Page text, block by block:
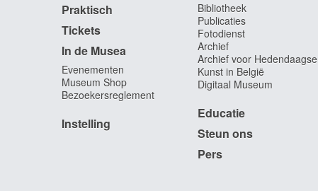
Davis John Scarlett
Leominster, Hereford and Worcester (Engeland,
Verenigd Koninkrijk) 1804 - Londen (Engeland,
Verenigd Koninkrijk) 1845
de Baellieur I Cornelis
Antwerpen 1607 - 1671
De Baets Ange
Evergem 1793 - Gent 1855
Praktisch
Tickets
In de Musea
Evenementen
Museum Shop
Bezoekersreglement
Instelling
Bibliotheek
Publicaties
Fotodienst
Archief
Archief voor Hedendaagse
Kunst in België
Digitaal Museum
Educatie
Steun ons
Pers